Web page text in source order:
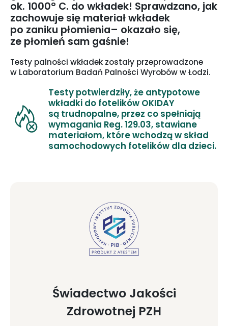
ok. 1000° C. do wkładek! Sprawdzano, jak
zachowuje się materiał wkładek
po zaniku płomienia– okazało się,
ze płomień sam gaśnie!
Testy palności wkładek zostały przeprowadzone
w Laboratorium Badań Palności Wyrobów w Łodzi.
Testy potwierdziły, że antypotowe
wkładki do fotelików OKIDAY
są trudnopalne, przez co spełniają
wymagania Reg. 129.03, stawiane
materiałom, które wchodzą w skład
samochodowych fotelików dla dzieci.
Świadectwo Jakości
Zdrowotnej PZH